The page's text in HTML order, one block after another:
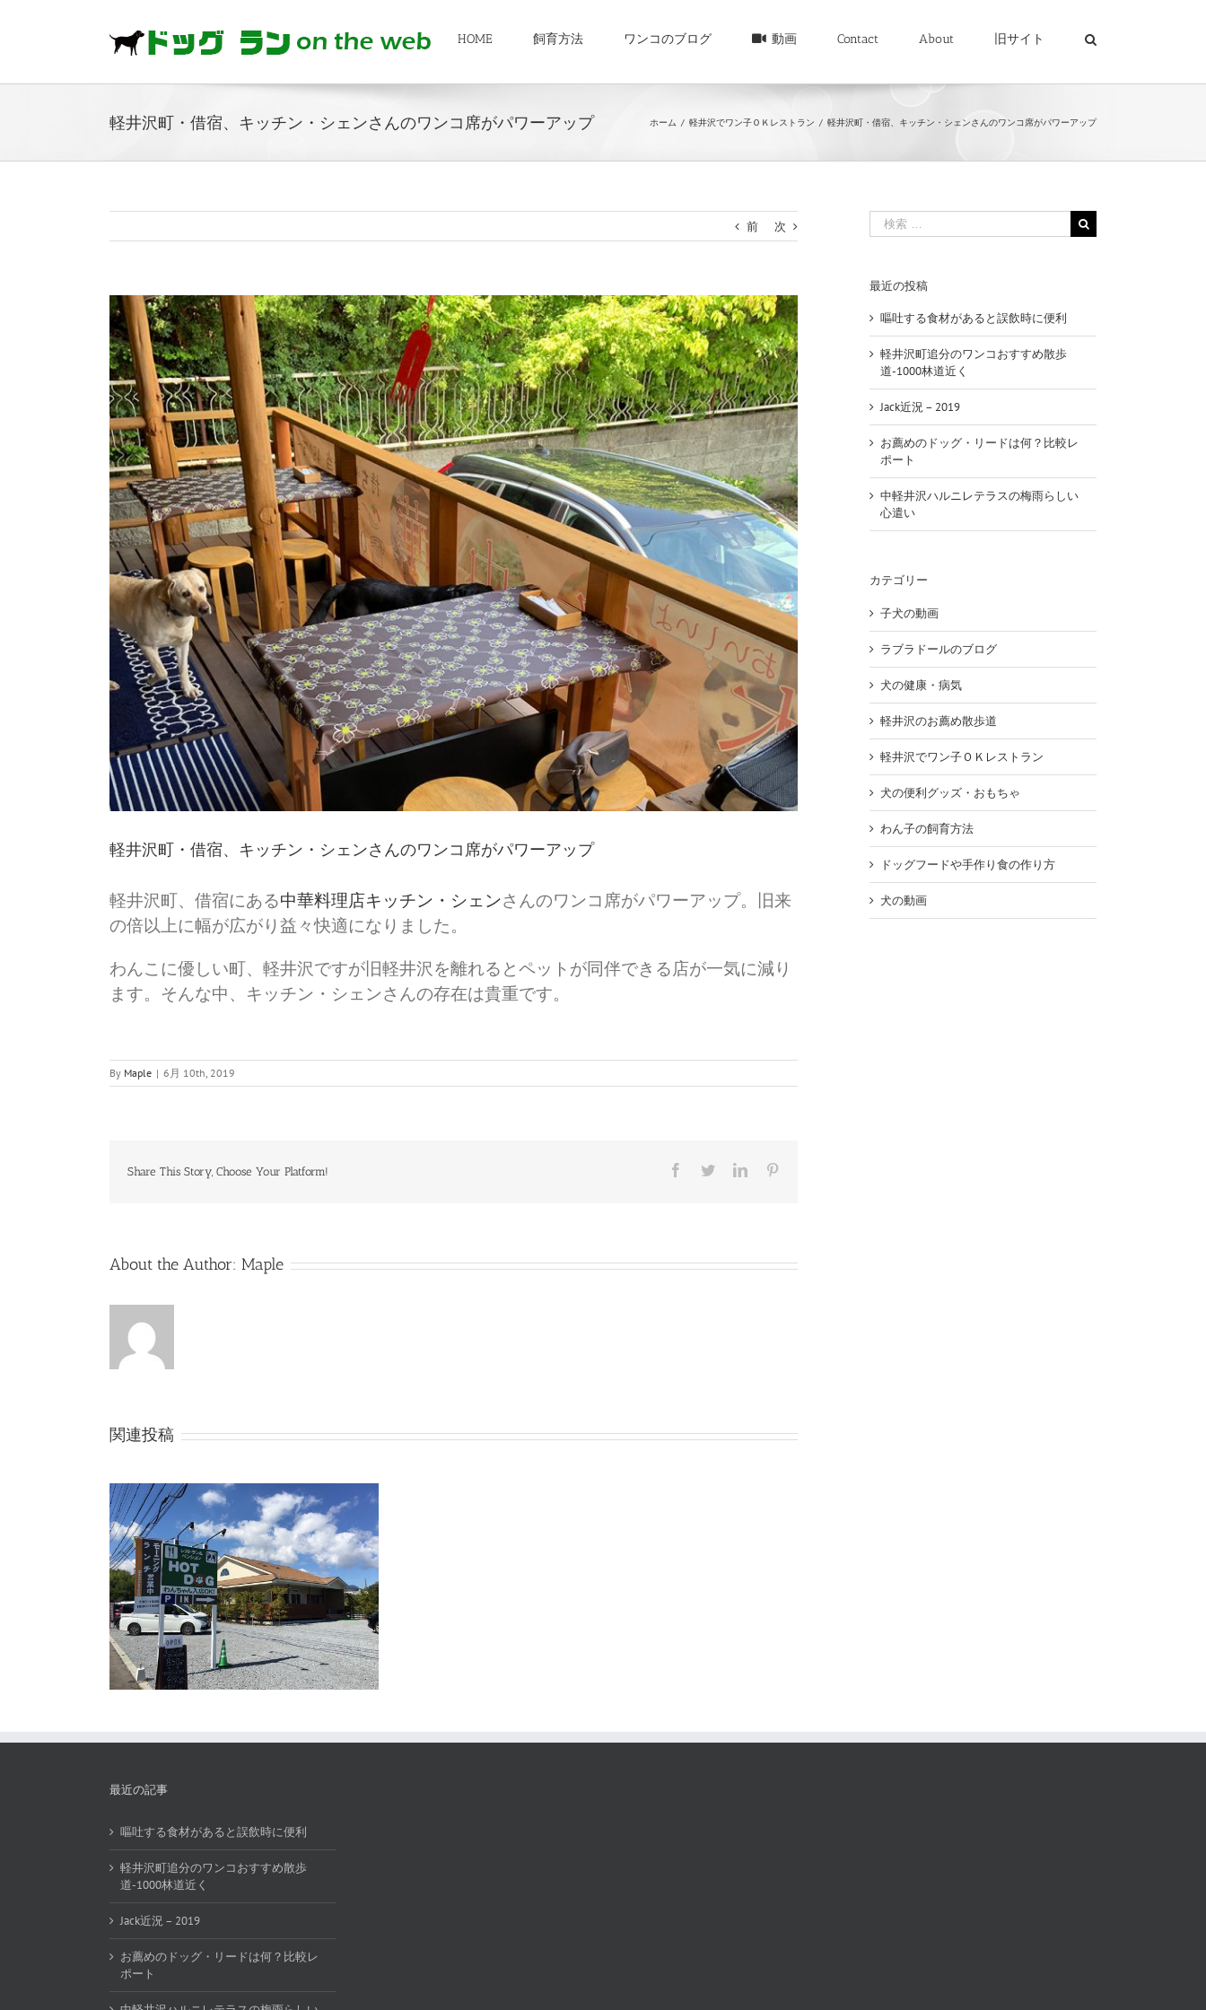
HOME 飼育方法 ワンコのブログ 動画 Contact About 旧サイト
軽井沢町・借宿、キッチン・シェンさんのワンコ席がパワーアップ ホーム / 軽井沢でワン子ＯＫレストラン / 軽井沢町・借宿、キッチン・シェンさんのワンコ席がパワーアップ
前 次
View
Larger
Image
軽井沢町・借宿、キッチン・シェンさんのワンコ席がパワーアップ
軽井沢町、借宿にある中華料理店キッチン・シェンさんのワンコ席がパワーアップ。旧来
の倍以上に幅が広がり益々快適になりました。
わんこに優しい町、軽井沢ですが旧軽井沢を離れるとペットが同伴できる店が一気に減り
ます。そんな中、キッチン・シェンさんの存在は貴重です。
By Maple | 6月 10th, 2019
Share This Story, Choose Your Platform! Facebook
TwitterLinkedIn
About the Author: Maple
関連投稿
索
最近の投稿
嘔吐する食材があると誤飲時に便利
軽井沢町追分のワンコおすすめ散歩
道-1000林道近く
Jack近況 – 2019
お薦めのドッグ・リードは何？比較レ
ポート
中軽井沢ハルニレテラスの梅雨らしい
心遣い
カテゴリー
子犬の動画
ラブラドールのブログ
犬の健康・病気
軽井沢のお薦め散歩道
軽井沢でワン子ＯＫレストラン
犬の便利グッズ・おもちゃ
わん子の飼育方法
ドッグフードや手作り食の作り方
犬の動画
最近の記事
嘔吐する食材があると誤飲時に便利
軽井沢町追分のワンコおすすめ散歩
道-1000林道近く
Jack近況 – 2019
お薦めのドッグ・リードは何？比較レ
ポート